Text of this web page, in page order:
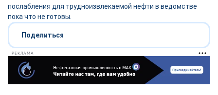
послабления для трудноизвлекаемой нефти в ведомстве
пока что не готовы.
Поделиться
РЕКЛАМА